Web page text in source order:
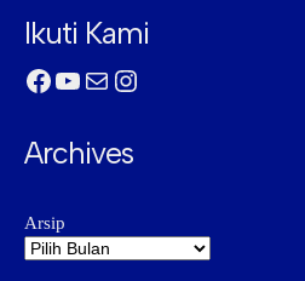
Ikuti Kami
Facebook
YouTube
MailInstagram
Archives
Arsip